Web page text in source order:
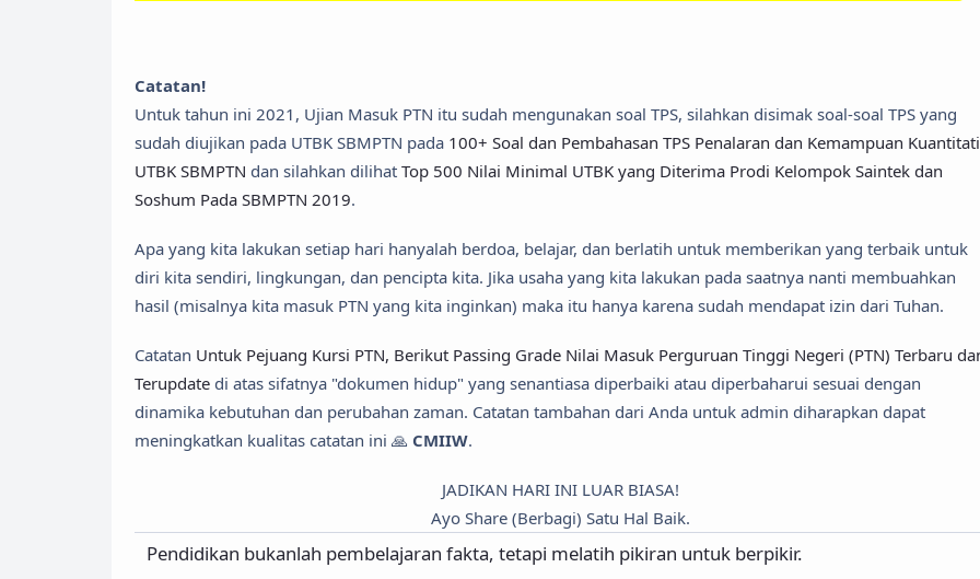
Catatan!
Untuk tahun ini 2021, Ujian Masuk PTN itu sudah mengunakan soal TPS, silahkan disimak soal-soal TPS yang
sudah diujikan pada UTBK SBMPTN pada 100+ Soal dan Pembahasan TPS Penalaran dan Kemampuan
UTBK SBMPTN dan silahkan dilihat Top 500 Nilai Minimal UTBK yang Diterima Prodi Kelompok Saintek dan
Soshum Pada SBMPTN 2019.
Apa yang kita lakukan setiap hari hanyalah berdoa, belajar, dan berlatih untuk memberikan yang terbaik untuk
diri kita sendiri, lingkungan, dan pencipta kita. Jika usaha yang kita lakukan pada saatnya nanti membuahkan
hasil (misalnya kita masuk PTN yang kita inginkan) maka itu hanya karena sudah mendapat izin dari Tuhan.
Catatan Untuk Pejuang Kursi PTN, Berikut Passing Grade Nilai Masuk Perguruan Tinggi Negeri (PTN) Terbaru
Terupdate di atas sifatnya "dokumen hidup" yang senantiasa diperbaiki atau diperbaharui sesuai dengan
dinamika kebutuhan dan perubahan zaman. Catatan tambahan dari Anda untuk admin diharapkan dapat
meningkatkan kualitas catatan ini 🙏 CMIIW.
JADIKAN HARI INI LUAR BIASA!
Ayo Share (Berbagi) Satu Hal Baik.
Pendidikan bukanlah pembelajaran fakta, tetapi melatih pikiran untuk berpikir.